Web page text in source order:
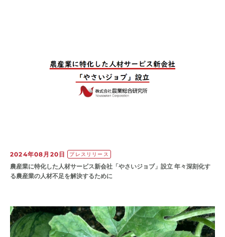
2024年08月20日 プレスリリース
農産業に特化した人材サービス新会社「やさいジョブ」設立 年々深刻化す
る農産業の人材不足を解決するために